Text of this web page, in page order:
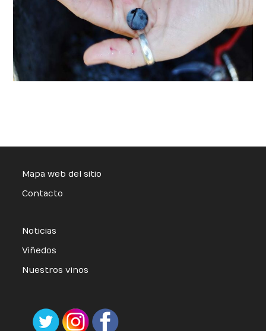
Mapa web del sitio
Contacto
Noticias
Viñedos
Nuestros vinos